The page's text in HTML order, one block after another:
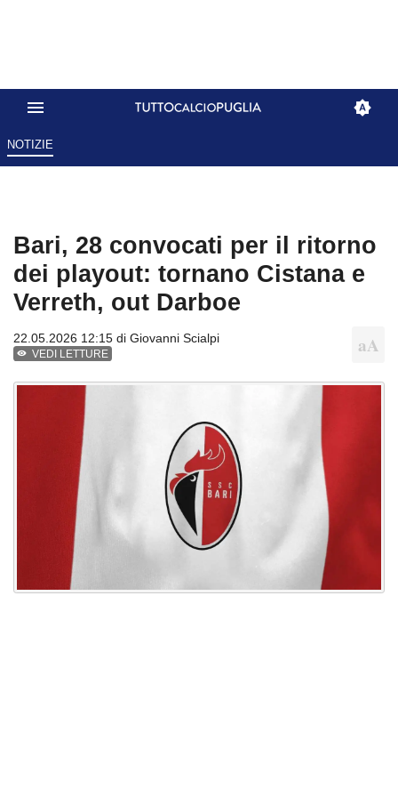
NOTIZIE
Bari, 28 convocati per il ritorno
dei playout: tornano Cistana e
Verreth, out Darboe
22.05.2026 12:15 di Giovanni Scialpi
VEDI LETTURE